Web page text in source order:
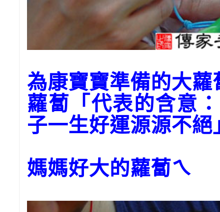
為康寶寶準備的大
蘿蔔「代表的含意
子一生好運源源不絕
媽媽好大的蘿蔔ㄟ